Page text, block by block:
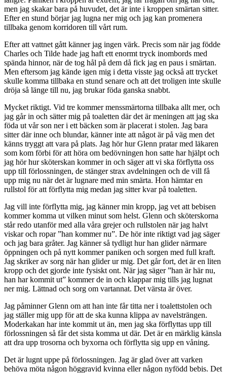
men jag skakar bara på huvudet, det är inte i kroppen smärtan sitter.
Efter en stund börjar jag lugna ner mig och jag kan promenera
tillbaka genom korridoren till vårt rum.
Efter att vattnet gått känner jag ingen värk. Precis som när jag födde
Charles och Tilde hade jag haft ett enormt tryck inombords med
spända hinnor, när de tog hål på dem då fick jag en paus i smärtan.
Men eftersom jag kände igen mig i detta visste jag också att trycket
skulle komma tillbaka en stund senare och att det troligen inte skulle
dröja så länge till nu, jag brukar föda ganska snabbt.
Mycket riktigt. Vid tre kommer menssmärtorna tillbaka allt mer, och
jag går in och sätter mig på toaletten där det är meningen att jag ska
föda ut vår son ner i ett bäcken som är placerat i stolen. Jag bara
sitter där inne och blundar, känner inte att något är på väg men det
känns tryggt att vara på plats. Jag hör hur Glenn pratar med läkaren
som kom förbi för att höra om bedövningen hon satte har hjälpt och
jag hör hur sköterskan kommer in och säger att vi ska förflytta oss
upp till förlossningen, de stänger strax avdelningen och de vill få
upp mig nu när det är lugnare med min smärta. Hon hämtar en
rullstol för att förflytta mig medan jag sitter kvar på toaletten.
Jag vill inte förflytta mig, jag känner min kropp, jag vet att bebisen
kommer komma ut vilken minut som helst. Glenn och sköterskorna
står redo utanför med alla våra grejer och rullstolen när jag halvt
viskar och ropar ”han kommer nu”. De hör inte riktigt vad jag säger
och jag bara gråter. Jag känner så tydligt hur han glider närmare
öppningen och på nytt kommer paniken och sorgen med full kraft.
Jag skriker av sorg när han glider ur mig. Det går fort, det är en liten
kropp och det gjorde inte fysiskt ont. När jag säger ”han är här nu,
han har kommit ut” kommer de in och klappar mig tills jag lugnat
ner mig. Lättnad och sorg om vartannat. Det värsta är över.
Jag påminner Glenn om att han inte får titta ner i toalettstolen och
jag ställer mig upp för att de ska kunna klippa av navelsträngen.
Moderkakan har inte kommit ut än, men jag ska förflyttas upp till
förlossningen så får det sista komma ut där. Det är en märklig känsla
att dra upp trosorna och byxorna och förflytta sig upp en våning.
Det är lugnt uppe på förlossningen. Jag är glad över att varken
behöva möta någon höggravid kvinna eller någon nyfödd bebis. Det